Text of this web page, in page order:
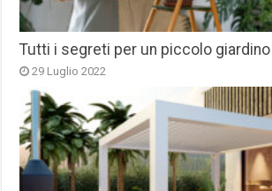
Tutti i segreti per un piccolo
29 Luglio 2022